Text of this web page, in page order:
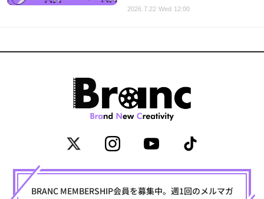
2026.7.22 Wed 12:00
BRANC MEMBERSHIP会員を募集中。週1回のメルマガ